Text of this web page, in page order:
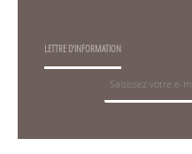
LETTRE D'INFORMATION